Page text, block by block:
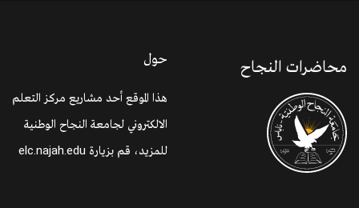
محاضرات النجاح حول
هذا الموقع أحد مشاريع مركز التعلم
الالكتروني لجامعة النجاح الوطنية
للمزيد، قم بزيارة elc.najah.edu